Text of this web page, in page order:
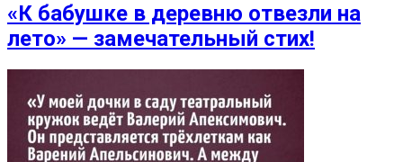
«К бабушке в деревню отвезли на
лето» — замечательный стих!